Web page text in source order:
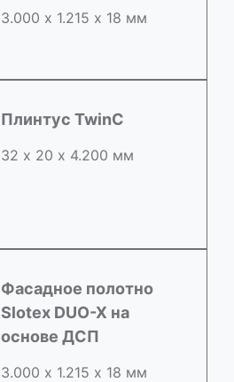
3.000 х 1.215 х 18 мм
Плинтус TwinC
32 х 20 х 4.200 мм
Фасадное полотно
Slotex DUO-X на
основе ДСП
3.000 х 1.215 х 18 мм